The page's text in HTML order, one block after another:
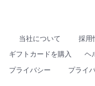
当社について 採用
ギフトカードを購入
ヘ
プライバシー
プライ